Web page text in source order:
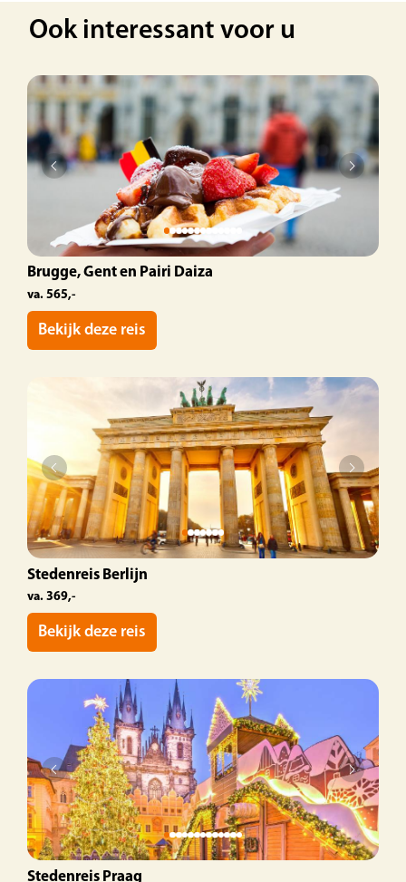
Ook interessant voor u
Brugge, Gent en Pairi Daiza
va. 565,-
Bekijk deze reis
Stedenreis Berlijn
va. 369,-
Bekijk deze reis
Stedenreis Praag